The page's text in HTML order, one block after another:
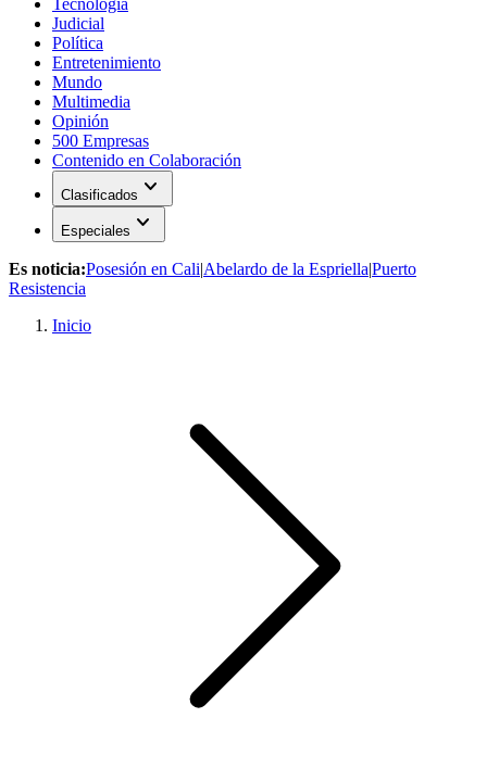
Tecnología
Judicial
Política
Entretenimiento
Mundo
Multimedia
Opinión
500 Empresas
Contenido en Colaboración
Clasificados expand_more
Especiales expand_more
Es noticia:Posesión en Cali|Abelardo de la Espriella|Puerto
Resistencia
Inicio